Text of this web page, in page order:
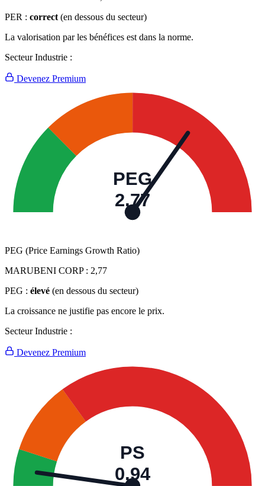
PER : correct (en dessous du secteur)
La valorisation par les bénéfices est dans la norme.
Secteur Industrie :
Devenez Premium
PEG
2,77
PEG (Price Earnings Growth Ratio)
MARUBENI CORP : 2,77
PEG : élevé (en dessous du secteur)
La croissance ne justifie pas encore le prix.
Secteur Industrie :
Devenez Premium
PS
0,94